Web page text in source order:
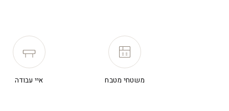
משטחי מטבח איי עבודה